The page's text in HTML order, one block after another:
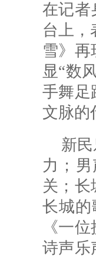
在记者
台上，
雪》
显“数
手舞足
文脉的
新
力；
关；
长城的
《一
诗声乐